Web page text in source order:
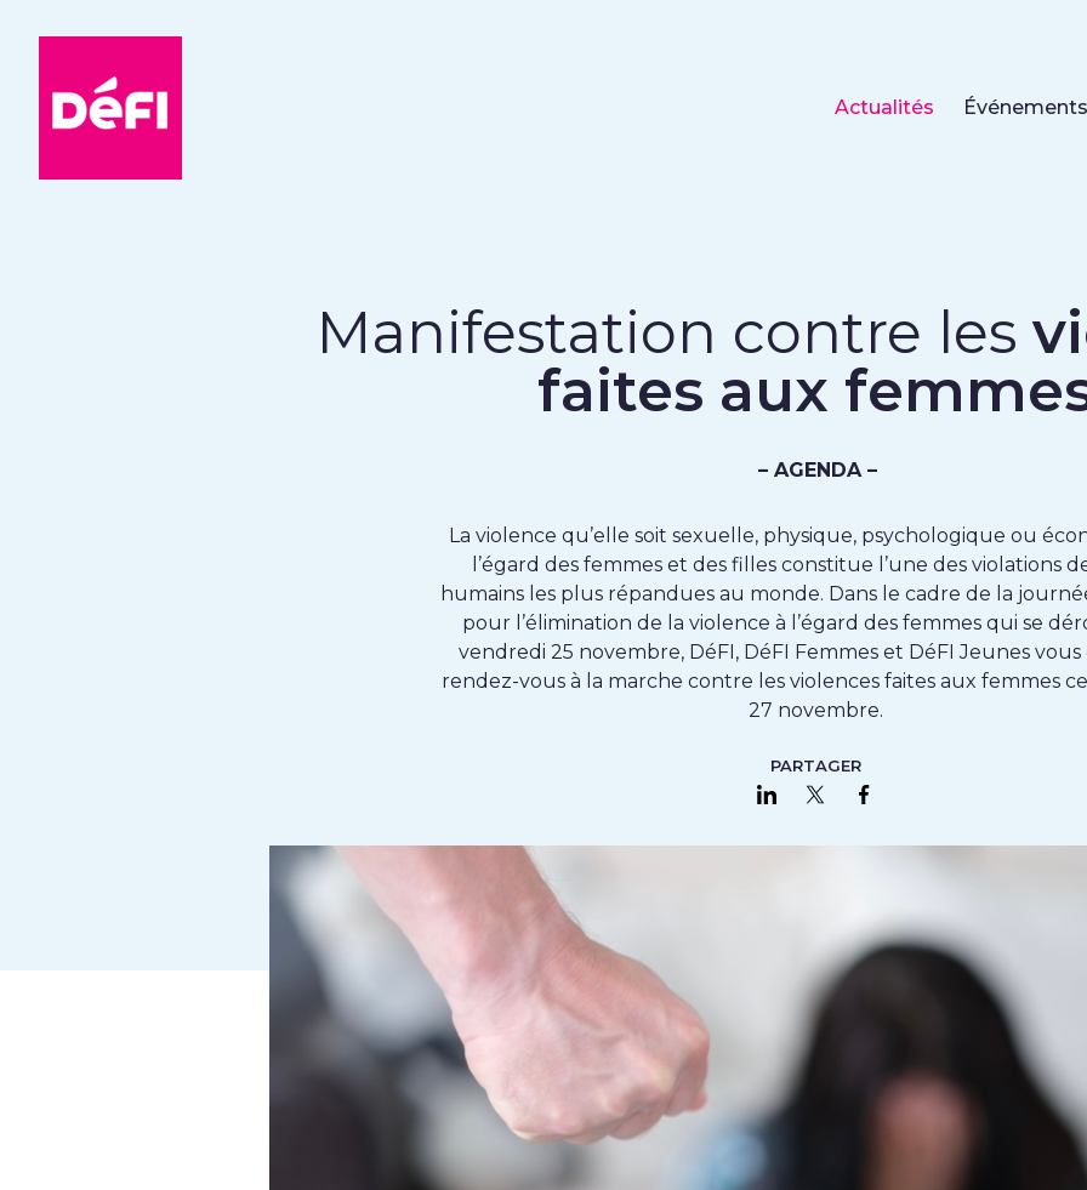
Actualités Événements
Manifestation contre les
faites aux
– AGENDA –
La violence qu’elle soit sexuelle, physique, psychologique ou
l’égard des femmes et des filles constitue l’une des violations
humains les plus répandues au monde. Dans le cadre de la
pour l’élimination de la violence à l’égard des femmes qui se
vendredi 25 novembre, DéFI, DéFI Femmes et DéFI Jeunes
rendez-vous à la marche contre les violences faites aux femmes
27 novembre.
PARTAGER
Partager sur LinkedIn
Partager sur Twitter